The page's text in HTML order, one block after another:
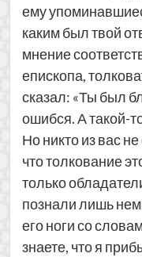
ему
каким был твой
мнение
епископа,
сказал: «Ты был
ошибся. А такой-
Но никто из вас
что толкование
только
познали лишь
его ноги со
знаете, что я